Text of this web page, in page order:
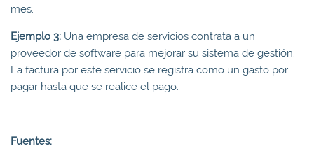
mes.
Ejemplo 3: Una empresa de servicios contrata a un
proveedor de software para mejorar su sistema de gestión.
La factura por este servicio se registra como un gasto por
pagar hasta que se realice el pago.
Fuentes: